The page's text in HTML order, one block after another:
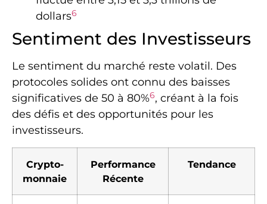
dollars6
Sentiment des Investisseurs
Le sentiment du marché reste volatil. Des
protocoles solides ont connu des baisses
significatives de 50 à 80%6, créant à la fois
des défis et des opportunités pour les
investisseurs.
Crypto-
monnaie
Performance
Récente
Tendance